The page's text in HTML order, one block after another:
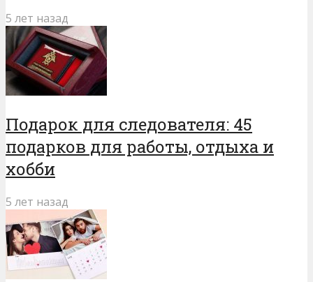
5 лет назад
Подарок для следователя: 45
подарков для работы, отдыха и
хобби
5 лет назад